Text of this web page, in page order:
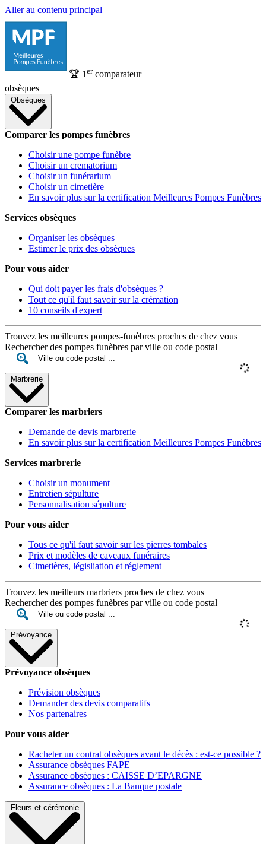
Aller au contenu principal
🏆 1 ercomparateur
obsèques
Obsèques
Comparer les pompes funèbres
Choisir une pompe funèbre
Choisir un crematorium
Choisir un funérarium
Choisir un cimetière
En savoir plus sur la certification Meilleures Pompes Funèbres
Services obsèques
Organiser les obsèques
Estimer le prix des obsèques
Pour vous aider
Qui doit payer les frais d'obsèques ?
Tout ce qu'il faut savoir sur la crémation
10 conseils d'expert
Trouvez les meilleures pompes-funèbres proches de chez vous
Rechercher des pompes funèbres par ville ou code postal
Marbrerie
Comparer les marbriers
Demande de devis marbrerie
En savoir plus sur la certification Meilleures Pompes Funèbres
Services marbrerie
Choisir un monument
Entretien sépulture
Personnalisation sépulture
Pour vous aider
Tous ce qu'il faut savoir sur les pierres tombales
Prix et modèles de caveaux funéraires
Cimetières, législiation et réglement
Trouvez les meilleurs marbriers proches de chez vous
Rechercher des pompes funèbres par ville ou code postal
Prévoyance
Prévoyance obsèques
Prévision obsèques
Demander des devis comparatifs
Nos partenaires
Pour vous aider
Racheter un contrat obsèques avant le décès : est-ce possible ?
Assurance obsèques FAPE
Assurance obsèques : CAISSE D’EPARGNE
Assurance obsèques : La Banque postale
Fleurs et cérémonie